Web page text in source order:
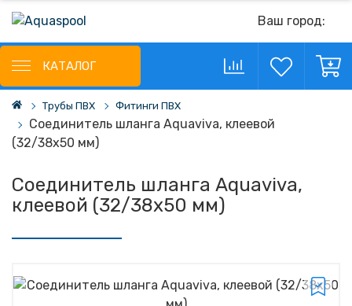
Ваш город:
КАТАЛОГ
Трубы ПВХ Фитинги ПВХ
Соединитель шланга Aquaviva, клеевой
(32/38х50 мм)
Соединитель шланга Aquaviva,
клеевой (32/38х50 мм)